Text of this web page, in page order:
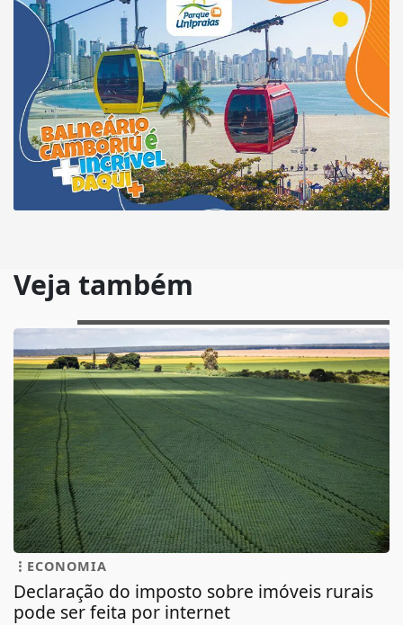
Veja também
ECONOMIA
Declaração do imposto sobre imóveis rurais
pode ser feita por internet